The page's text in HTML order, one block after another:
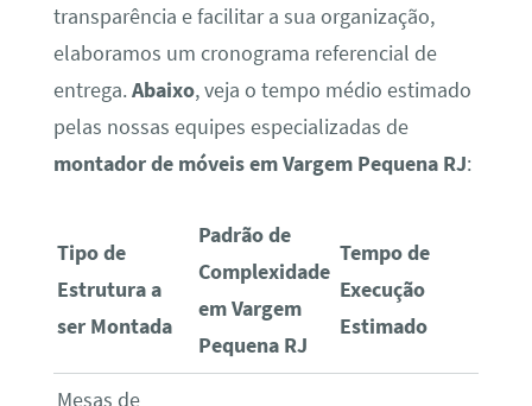
transparência e facilitar a sua organização,
elaboramos um cronograma referencial de
entrega.Abaixo, veja o tempo médio estimado
pelas nossas equipes especializadas de
montador de móveis em Vargem Pequena RJ:
Tipo de
Estrutura a
ser Montada
Padrão de
Complexidade
em Vargem
Pequena RJ
Tempo de
Execução
Estimado
Mesas de